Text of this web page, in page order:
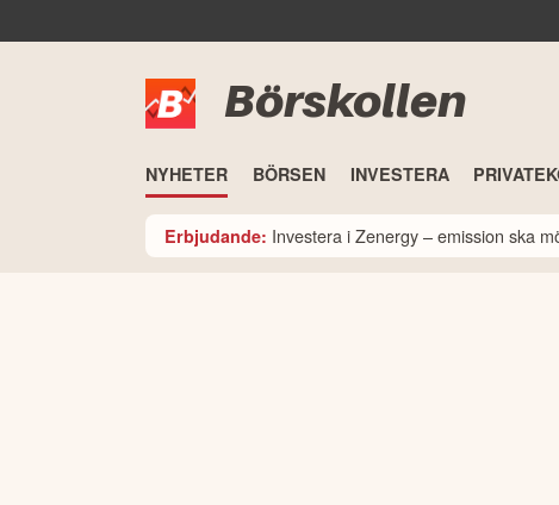
Börskollen
NYHETER BÖRSEN INVESTERA
Erbjudande: Investera i Zenergy – emission ska